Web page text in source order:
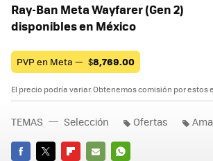
Ray-Ban Meta Wayfarer (Gen 2)
disponibles en México
PVP en Meta — $8,769.00
El precio podría variar. Obtenemos comisión por estos
TEMAS Selección Ofertas